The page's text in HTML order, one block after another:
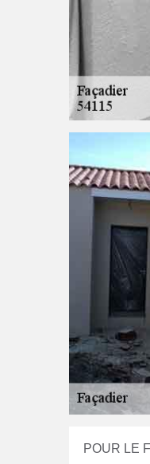
POUR LE